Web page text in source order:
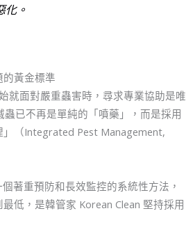
化。
黃金標準
就面對嚴重蟲害時，尋求專業協助是唯
已不再是單純的「噴藥」，而是採用
（Integrated Pest Management,
個著重預防和長效監控的系統性方法，
低，是韓管家 Korean Clean 堅持採用